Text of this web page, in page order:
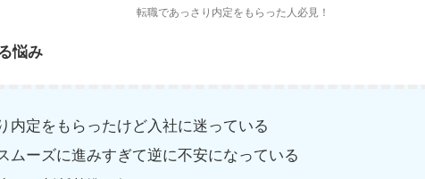
転職であっさり内定をもらった人必見！
悩み
内定をもらったけど入社に迷っている
ムーズに進みすぎて逆に不安になっている